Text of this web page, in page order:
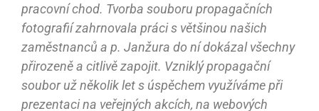
pracovní chod. Tvorba souboru propagačních
fotografií zahrnovala práci s většinou našich
zaměstnanců a p. Janžura do ní dokázal všechny
přirozeně a citlivě zapojit. Vzniklý propagační
soubor už několik let s úspěchem využíváme při
prezentaci na veřejných akcích, na webových